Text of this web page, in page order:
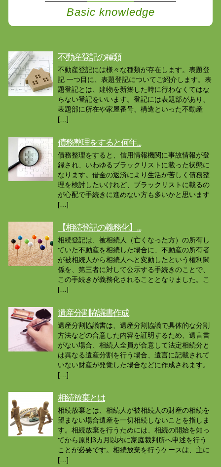
Basic knowledge
不動産登記の種類
不動産登記には様々な種類が存在します。表題登
記 一つ目に、表題登記についてご紹介します。表
題登記とは、建物を新築した時に行わなくてはな
らない登記をいいます。登記には表題部があり、
表題部に所在や家屋番号、構造といった不動産
[…]
債務整理をすると何年...
債務整理をすると、信用情報機関に事故情報が登
録され、いわゆるブラックリストに載った状態に
なります。借金の返済により生活が苦しく債務整
理を検討したいけれど、ブラックリストに載るの
が心配で手続きに進めない方も多いかと思います
[…]
【相続登記の義務化】...
相続登記は、被相続人（亡くなった方）の所有し
ていた不動産を相続した場合に、不動産の所有者
が被相続人から相続人へと変動したという権利関
係を、第三者に対して公示する手続きのことで、
この手続きが義務化されることとなりました。こ
[…]
遺産分割協議書作成
遺産分割協議書は、遺産分割協議で具体的な分割
方法などの合意した内容を証明するため、遺言書
がない場合、相続人全員が合意して法定相続分と
は異なる遺産分割を行う場合、遺言に記載されて
いない財産が発覚した場合などに作成されます。
[…]
相続放棄とは
相続放棄とは、相続人が被相続人の財産の相続を
望まない場合遺産を一切相続しないことを指しま
す。相続放棄を行うためには、相続の開始を知っ
てから原則3カ月以内に家庭裁判所へ申述を行う
ことが必要です。相続放棄を行うケースは、主に
[…]